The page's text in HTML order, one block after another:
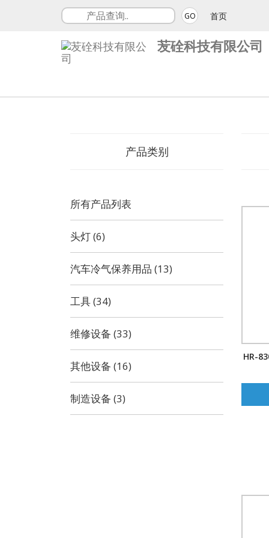
GO 首页
苃硂科技有限公司
产品类别
所有产品列表
头灯 (6)
汽车冷气保养用品 (13)
工具 (34)
维修设备 (33)
其他设备 (16)
制造设备 (3)
HR-